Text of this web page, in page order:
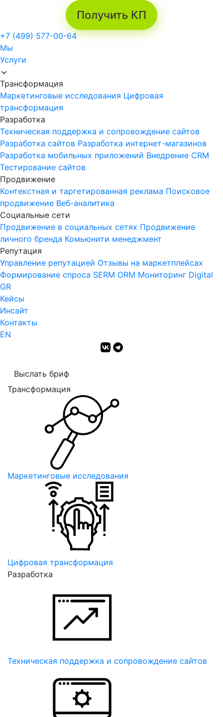
Получить КП
+7 (499) 577-00-64
Мы
Услуги
Трансформация
Маркетинговые исследования Цифровая
трансформация
Разработка
Техническая поддержка и сопровождение сайтов
Разработка сайтов Разработка интернет-магазинов
Разработка мобильных приложений Внедрение CRM
Тестирование сайтов
Продвижение
Контекстная и таргетированная реклама Поисковое
продвижение Веб-аналитика
Социальные сети
Продвижение в социальных сетях Продвижение
личного бренда Комьюнити менеджмент
Репутация
Управление репутацией Отзывы на маркетплейсах
Формирование спроса SERM ORM Мониторинг Digital
GR
Кейсы
Инсайт
Контакты
EN
Выслать бриф
Трансформация
Маркетинговые исследования
Цифровая трансформация
Разработка
Техническая поддержка и сопровождение сайтов